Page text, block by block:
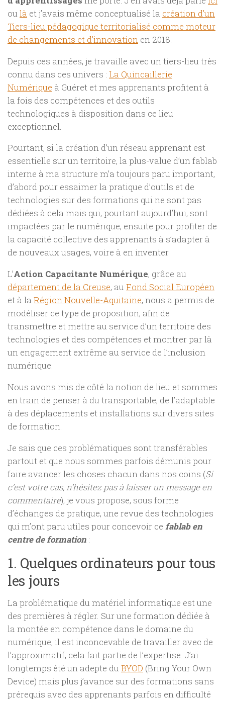
ou là et j’avais même conceptualisé la création d’un
Tiers-lieu pédagogique territorialisé comme moteur
de changements et d’innovation en 2018.
Depuis ces années, je travaille avec un tiers-lieu très
connu dans ces univers : La Quincaillerie
Numérique à Guéret et mes apprenants profitent à
la fois des compétences et des outils
technologiques à disposition dans ce lieu
exceptionnel.
Pourtant, si la création d’un réseau apprenant est
essentielle sur un territoire, la plus-value d’un fablab
interne à ma structure m’a toujours paru important,
d’abord pour essaimer la pratique d’outils et de
technologies sur des formations qui ne sont pas
dédiées à cela mais qui, pourtant aujourd’hui, sont
impactées par le numérique, ensuite pour profiter de
la capacité collective des apprenants à s’adapter à
de nouveaux usages, voire à en inventer.
L’Action Capacitante Numérique, grâce au
département de la Creuse, au Fond Social Européen
et à la Région Nouvelle-Aquitaine, nous a permis de
modéliser ce type de proposition, afin de
transmettre et mettre au service d’un territoire des
technologies et des compétences et montrer par là
un engagement extrême au service de l’inclusion
numérique.
Nous avons mis de côté la notion de lieu et sommes
en train de penser à du transportable, de l’adaptable
à des déplacements et installations sur divers sites
de formation.
Je sais que ces problématiques sont transférables
partout et que nous sommes parfois démunis pour
faire avancer les choses chacun dans nos coins (Si
c’est votre cas, n’hésitez pas à laisser un message en
commentaire), je vous propose, sous forme
d’échanges de pratique, une revue des technologies
qui m’ont paru utiles pour concevoir ce fablab en
centre de formation :
1. Quelques ordinateurs pour tous
les jours
La problématique du matériel informatique est une
des premières à régler. Sur une formation dédiée à
la montée en compétence dans le domaine du
numérique, il est inconcevable de travailler avec de
l’approximatif, cela fait partie de l’expertise. J’ai
longtemps été un adepte du BYOD (Bring Your Own
Device) mais plus j’avance sur des formations sans
prérequis avec des apprenants parfois en difficulté